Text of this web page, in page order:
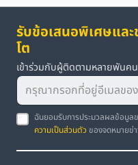
รับข้อเสนอพิเศษและ
โต
เข้าร่วมกับผู้ติดตามหลายพันค
ฉันยอมรับการประมวลผลข้อมู
ความเป็นส่วนตัว ของจดหมายข่